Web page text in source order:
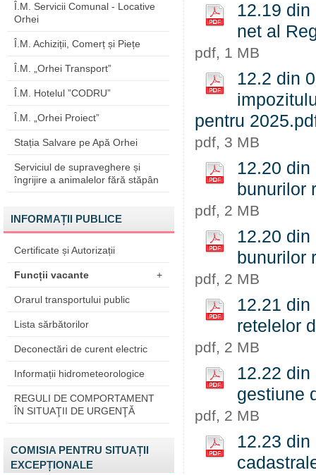
Î.M. Servicii Comunal - Locative
Orhei
Î.M. Achiziții, Comerț și Piețe
Î.M. „Orhei Transport”
Î.M. Hotelul ”CODRU”
Î.M. „Orhei Proiect”
Stația Salvare pe Apă Orhei
Serviciul de supraveghere și
îngrijire a animalelor fără stăpân
INFORMAȚII PUBLICE
Certificate și Autorizații
Funcții vacante +
Orarul transportului public
Lista sărbătorilor
Deconectări de curent electric
Informații hidrometeorologice
REGULI DE COMPORTAMENT
ÎN SITUAŢII DE URGENŢĂ
COMISIA PENTRU SITUAȚII
EXCEPȚIONALE
12.19
net al
pdf, 1 MB
12.2 din
pentru
pdf, 3 MB
12.20
bunurilor
pdf, 2 MB
12.20
bunurilor
pdf, 2 MB
12.21
retelelor
pdf, 2 MB
12.22
gestiune
pdf, 2 MB
12.23